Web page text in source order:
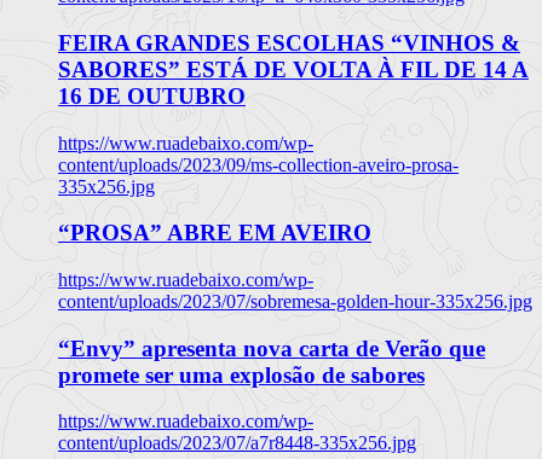
FEIRA GRANDES ESCOLHAS “VINHOS &
SABORES” ESTÁ DE VOLTA À FIL DE 14 A
16 DE OUTUBRO
https://www.ruadebaixo.com/wp-
content/uploads/2023/09/ms-collection-aveiro-prosa-
335x256.jpg
“PROSA” ABRE EM AVEIRO
https://www.ruadebaixo.com/wp-
content/uploads/2023/07/sobremesa-golden-hour-335x256.jpg
“Envy” apresenta nova carta de Verão que
promete ser uma explosão de sabores
https://www.ruadebaixo.com/wp-
content/uploads/2023/07/a7r8448-335x256.jpg